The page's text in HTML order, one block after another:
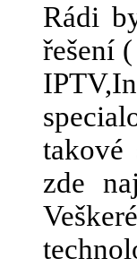
Rádi
řešení
takové
zde